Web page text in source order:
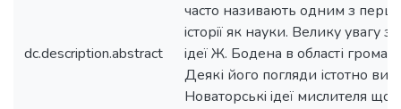
dc.description.abstract
часто називають одним з
iсторiї як науки. Велику увагу
iдеї Ж. Бодена в області
Деякі його погляди істотно
Новаторськi iдеї мислителя